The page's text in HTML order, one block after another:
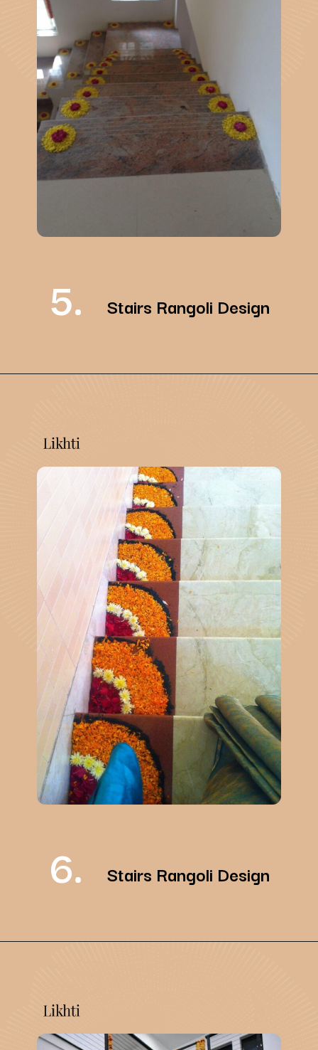
5. Stairs Rangoli Design
6. Stairs Rangoli Design